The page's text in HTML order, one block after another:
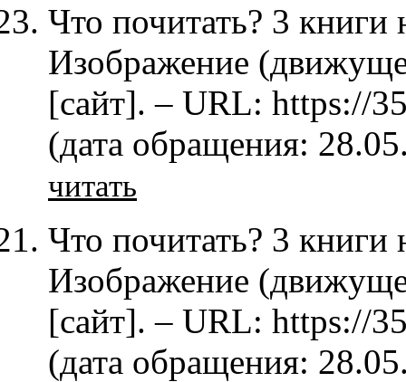
Что почитать? 3
Изображение
[сайт]. – URL: https://
(дата обращения:
читать
Что почитать? 3
Изображение
[сайт]. – URL: https://
(дата обращения: